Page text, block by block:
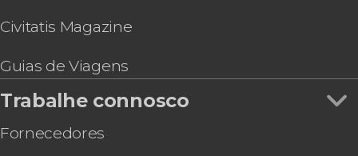
Civitatis Magazine
Guias de Viagens
Trabalhe connosco
Fornecedores